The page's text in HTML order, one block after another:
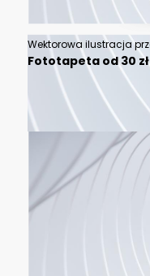
Fototapeta od 30 zł